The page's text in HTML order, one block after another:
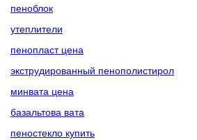
пеноблок
утеплители
пенопласт цена
экструдированный пенополистирол
минвата цена
базальтова вата
пеностекло купить